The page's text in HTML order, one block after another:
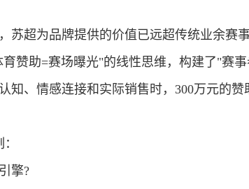
苏超为品牌提供的价值已远超传统业余赛
赞助=赛场曝光"的线性思维，构建了"赛
知、情感连接和实际销售时，300万元的
擎?